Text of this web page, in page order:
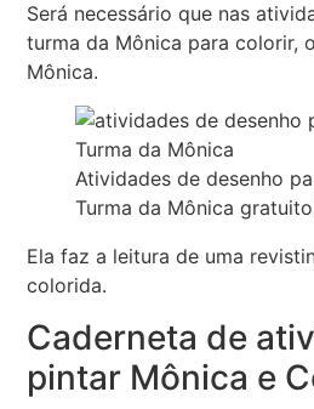
Será necessário que nas
turma da Mônica para colorir,
Mônica.
Atividades de desenho
Turma da Mônica
Ela faz a leitura de uma
colorida.
Caderneta de
pintar Mônica e